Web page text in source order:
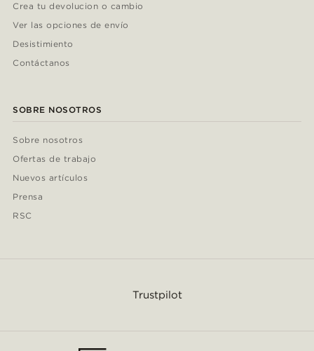
Crea tu devolucion o cambio
Ver las opciones de envío
Desistimiento
Contáctanos
SOBRE NOSOTROS
Sobre nosotros
Ofertas de trabajo
Nuevos artículos
Prensa
RSC
Trustpilot